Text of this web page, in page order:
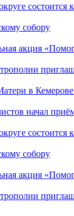
состоится
собору
акция
в Кемерове
начал
состоится
собору
акция